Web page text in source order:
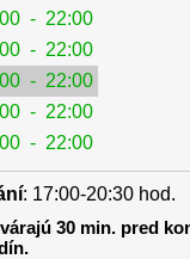
- 22:00
- 22:00
- 22:00
- 22:00
- 22:00
: 17:00-20:30 hod.
30 min. pred